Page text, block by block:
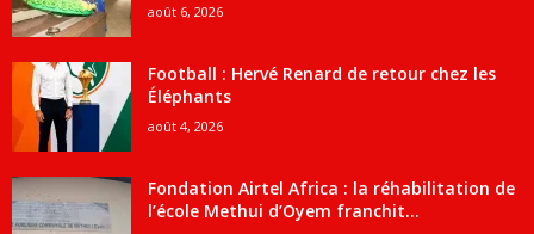
août 6, 2026
Football : Hervé Renard de retour chez les
Éléphants
août 4, 2026
Fondation Airtel Africa : la réhabilitation de
l’école Methui d’Oyem franchit...